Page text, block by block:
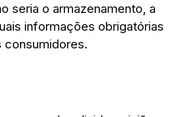
seria o armazenamento, a
informações obrigatórias
consumidores.